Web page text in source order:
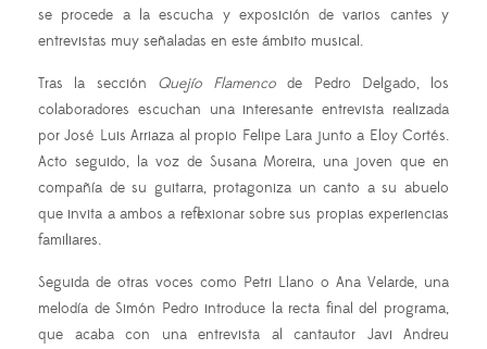
se procede a la escucha y exposición de varios cantes y
entrevistas muy señaladas en este ámbito musical.
Tras la sección Quejío Flamenco de Pedro Delgado, los
colaboradores escuchan una interesante entrevista realizada
por José Luis Arriaza al propio Felipe Lara junto a Eloy Cortés.
Acto seguido, la voz de Susana Moreira, una joven que en
compañía de su guitarra, protagoniza un canto a su abuelo
que invita a ambos a reflexionar sobre sus propias experiencias
familiares.
Seguida de otras voces como Petri Llano o Ana Velarde, una
melodía de Simón Pedro introduce la recta final del programa,
que acaba con una entrevista al cantautor Javi Andreu